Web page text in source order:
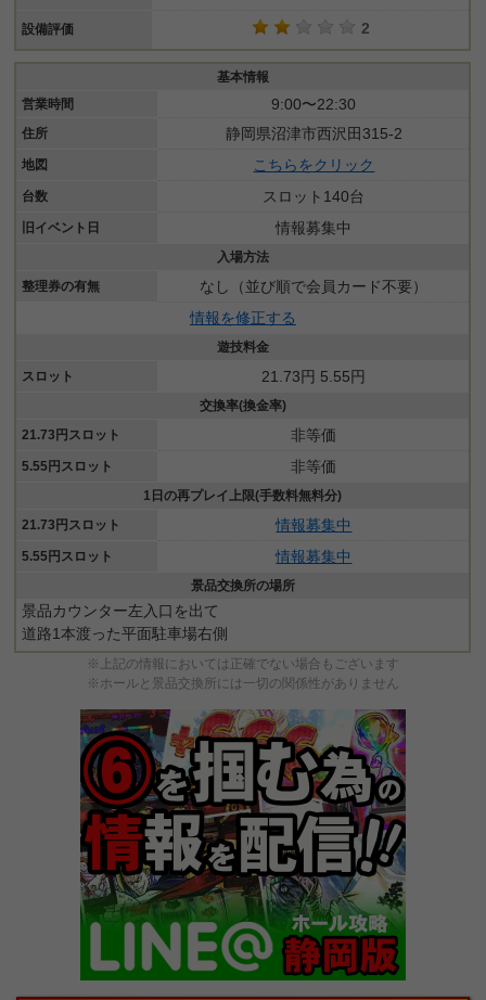
設備評価 2
基本情報
営業時間
9:00〜22:30
住所 静岡県沼津市西沢田315-2
地図 こちらをクリック
台数 スロット140台
旧イベント日 情報募集中
入場方法
整理券の有無
なし（並び順で会員カード不要）
情報を修正する
遊技料金
スロット
21.73円 5.55円
交換率(換金率)
21.73円スロット
非等価
5.55円スロット 非等価
1日の再プレイ上限(手数料無料分)
21.73円スロット
情報募集中
5.55円スロット 情報募集中
景品交換所の場所
景品カウンター左入口を出て
道路1本渡った平面駐車場右側
※上記の情報においては正確でない場合もございます
※ホールと景品交換所には一切の関係性がありません